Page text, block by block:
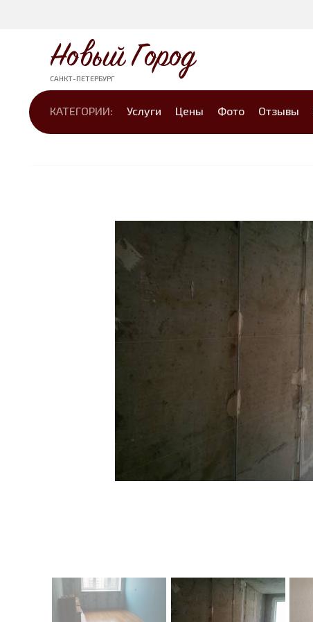
Новый Город
САНКТ-ПЕТЕРБУРГ
КАТЕГОРИИ: Услуги Цены Фото Отзывы